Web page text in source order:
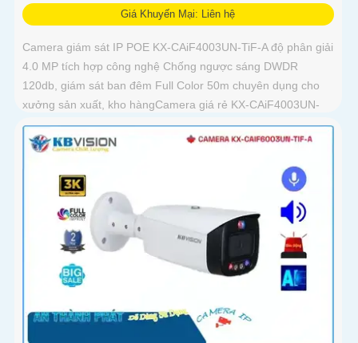
Giá Khuyến Mại: Liên hệ
Camera giám sát IP POE KX-CAiF4003UN-TiF-A độ phân giải
4.0 MP tích hợp công nghệ Chống ngược sáng DWDR
120db, giám sát ban đêm Full Color 50m chuyên dụng cho
xưởng sản xuất, kho hàngCamera giá rẻ KX-CAiF4003UN-
TiF-A, độ phân giải 4